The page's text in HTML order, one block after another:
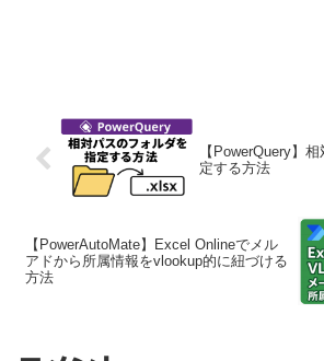
【PowerQuery】
定する方法
【PowerAutoMate】Excel Onlineでメル
アドから所属情報をvlookup的に紐づける
方法